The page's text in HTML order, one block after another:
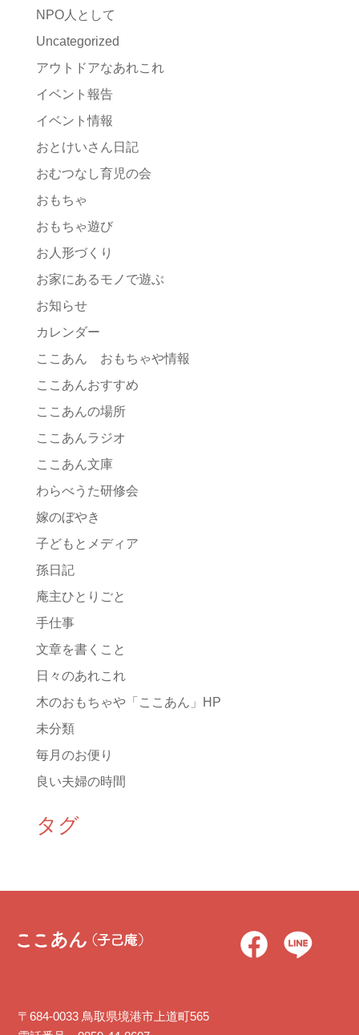
NPO人として
Uncategorized
アウトドアなあれこれ
イベント報告
イベント情報
おとけいさん日記
おむつなし育児の会
おもちゃ
おもちゃ遊び
お人形づくり
お家にあるモノで遊ぶ
お知らせ
カレンダー
ここあん おもちゃや情報
ここあんおすすめ
ここあんの場所
ここあんラジオ
ここあん文庫
わらべうた研修会
嫁のぼやき
子どもとメディア
孫日記
庵主ひとりごと
手仕事
文章を書くこと
日々のあれこれ
木のおもちゃや「ここあん」HP
未分類
毎月のお便り
良い夫婦の時間
タグ
〒684-0033 鳥取県境港市上道町565